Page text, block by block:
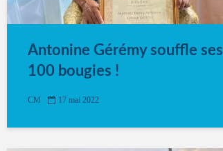
Antonine Gérémy souffle ses
100 bougies !
CM 17 mai 2022